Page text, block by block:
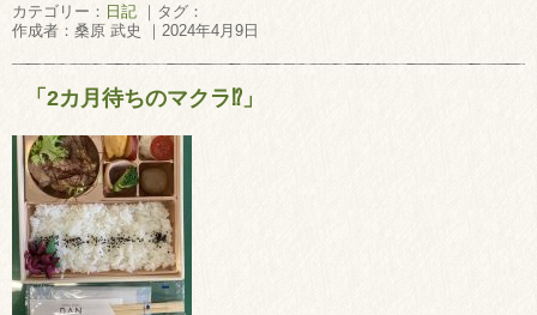
カテゴリー： 日記 ｜タグ：
作成者：桑原 武史 ｜2024年4月9日
「2カ月待ちのマクラ⁉」